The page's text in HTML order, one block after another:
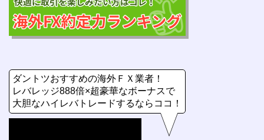
ダントツおすすめの海外ＦＸ業者！
レバレッジ888倍×超豪華なボーナスで
大胆なハイレバトレードするならココ！